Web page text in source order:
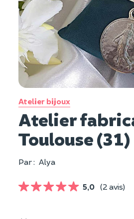
Atelier bijoux
Atelier
Toulouse (31)
Par : Alya
5,0 (2 avis)